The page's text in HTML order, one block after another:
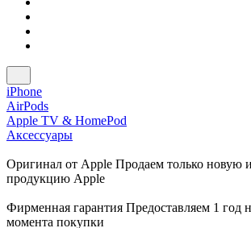
iPhone
AirPods
Apple TV & HomePod
Аксессуары
Оригинал от Apple Продаем только новую
продукцию Apple
Фирменная гарантия Предоставляем 1 год
момента покупки